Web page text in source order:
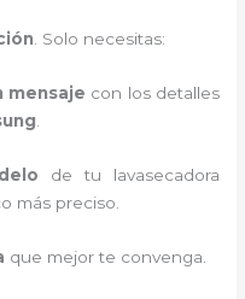
. Solo necesitas:
mensaje con los detalles
.
de tu lavasecadora
más preciso.
que mejor te convenga.